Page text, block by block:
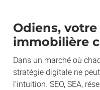
Odiens,
immobilière
Dans un marché où
stratégie digitale ne
l’intuition. SEO, SEA,